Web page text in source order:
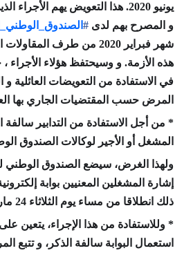
يونيو 2020. هذا التعويض يهم
و المصرح بهم لدى #
شهر فبراير 2020 من طرف
هذه الأزمة. و وسيحتفظ هؤلاء الأجراء ،
في الاستفادة من التعويضات العائلية و
المرض حسب المقتضيات الجاري بها
* من أجل الاستفادة من التدابير
المشغل أو الأجير لوكالات الصندوق
ولهذا الغرض، سيضع الصندوق الوطني
ذلك انطلاقا من مساء يوم الثلاثاء 24 مارس 2020.
* وللاستفادة من هذا الإجراء، يتعين
استعمال البوابة سالفة الذكر، و تتبع